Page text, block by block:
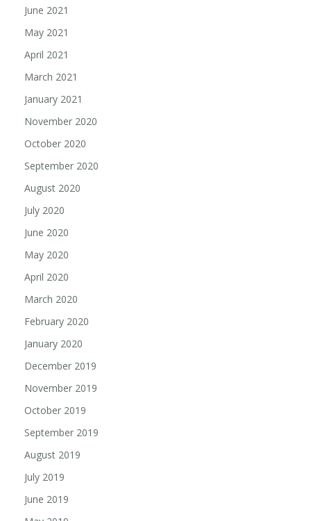
June 2021
May 2021
April 2021
March 2021
January 2021
November 2020
October 2020
September 2020
August 2020
July 2020
June 2020
May 2020
April 2020
March 2020
February 2020
January 2020
December 2019
November 2019
October 2019
September 2019
August 2019
July 2019
June 2019